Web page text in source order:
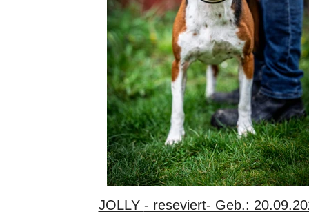
JOLLY - reseviert- Geb.: